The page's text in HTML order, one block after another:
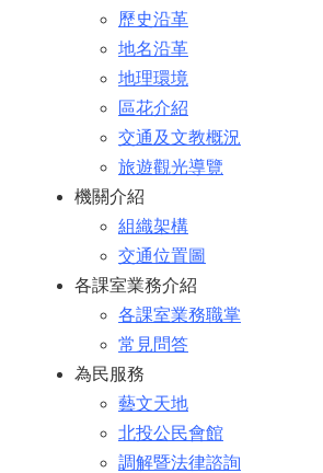
歷史沿革
地名沿革
地理環境
區花介紹
交通及文教概況
旅遊觀光導覽
機關介紹
組織架構
交通位置圖
各課室業務介紹
各課室業務職掌
常見問答
為民服務
藝文天地
北投公民會館
調解暨法律諮詢